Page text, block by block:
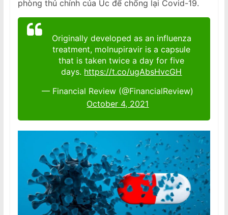
phòng thủ chính của Úc để chống lại Covid-19.
Originally developed as an influenza
treatment, molnupiravir is a capsule
that is taken twice a day for five
days. https://t.co/ugAbsHvcGH
— Financial Review (@FinancialReview)
October 4, 2021